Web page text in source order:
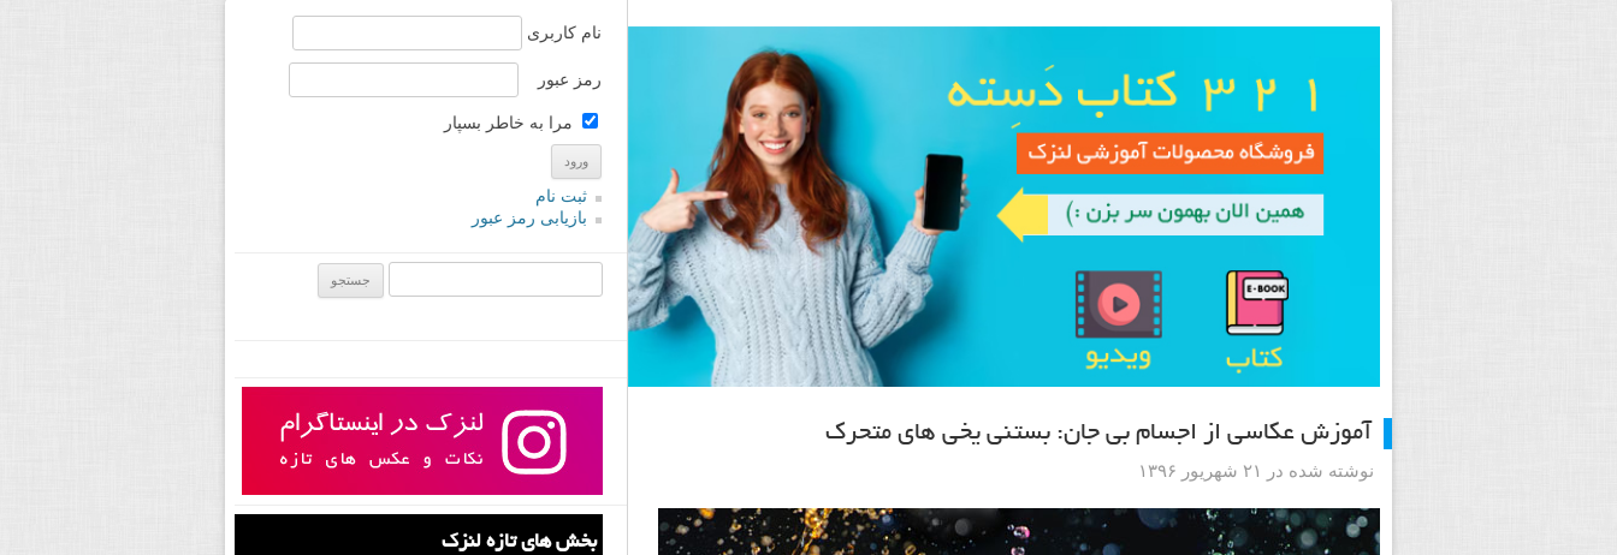
آموزش عکاسی از اجسام بی جان: بستنی یخی های متحرک
نوشته شده در ۲۱ شهریور ۱۳۹۶
نام کاربری
رمز عبور
مرا به خاطر بسپار
ثبت نام
بازیابی رمز عبور
بخش های تازه لنزک